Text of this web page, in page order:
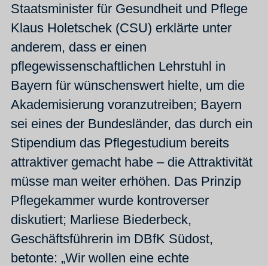
Staatsminister für Gesundheit und Pflege
Klaus Holetschek (CSU) erklärte unter
anderem, dass er einen
pflegewissenschaftlichen Lehrstuhl in
Bayern für wünschenswert hielte, um die
Akademisierung voranzutreiben; Bayern
sei eines der Bundesländer, das durch ein
Stipendium das Pflegestudium bereits
attraktiver gemacht habe – die Attraktivität
müsse man weiter erhöhen. Das Prinzip
Pflegekammer wurde kontroverser
diskutiert; Marliese Biederbeck,
Geschäftsführerin im DBfK Südost,
betonte: „Wir wollen eine echte